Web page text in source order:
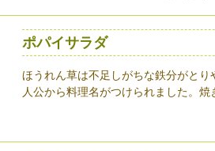
ポパイサラダ
ほうれん草は不足しがちな鉄分がと
人公から料理名がつけられました。焼